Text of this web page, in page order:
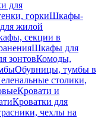
для
горкиШкафы-
жилой
секции в
Шкафы для
зонтовКомоды,
Обувницы, тумбы в
столики,
Кровати и
Кроватки для
чехлы на